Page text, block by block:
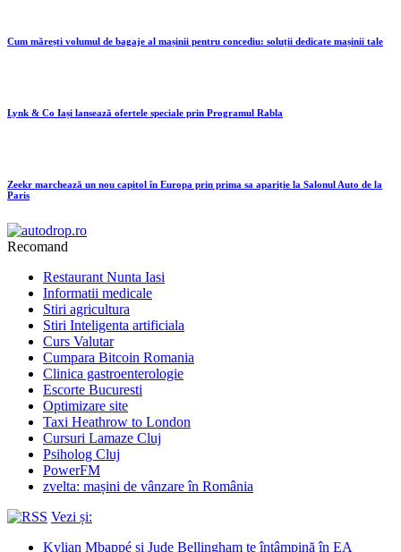
Cum mărești volumul de bagaje al mașinii pentru concediu: soluții dedicate mașinii tale
Lynk & Co Iași lansează ofertele speciale prin Programul Rabla
Zeekr marchează un nou capitol în Europa prin prima sa apariție la Salonul Auto de la
Paris
Recomand
Restaurant Nunta Iasi
Informatii medicale
Stiri agricultura
Stiri Inteligenta artificiala
Curs Valutar
Cumpara Bitcoin Romania
Clinica gastroenterologie
Escorte Bucuresti
Optimizare site
Taxi Heathrow to London
Cursuri Lamaze Cluj
Psiholog Cluj
PowerFM
zvelta: mașini de vânzare în România
Vezi și:
Kylian Mbappé și Jude Bellingham te întâmpină în EA